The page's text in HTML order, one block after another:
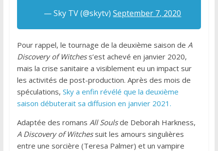
— Sky TV (@skytv)September 7, 2020
Pour rappel, le tournage de la deuxième saison de A
Discovery of Witchess’est achevé en janvier 2020,
mais la crise sanitaire a visiblement eu un impact sur
les activités de post-production. Après des mois de
spéculations, Sky a enfin révélé que la deuxième
saison débuterait sa diffusion en janvier 2021.
Adaptée des romans All Soulsde Deborah Harkness,
A Discovery of Witchessuit les amours singulières
entre une sorcière (Teresa Palmer) et un vampire